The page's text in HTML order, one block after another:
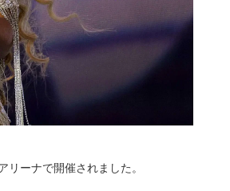
リーナで開催されました。